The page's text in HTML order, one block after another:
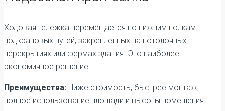
Ходовая тележка перемещается по нижним полкам
подкрановых путей, закрепленных на потолочных
перекрытиях или фермах здания. Это наиболее
экономичное решение.
Преимущества: Ниже стоимость, быстрее монтаж,
полное использование площади и высоты помещения.